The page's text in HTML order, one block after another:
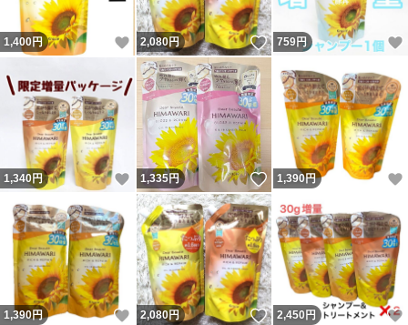
1,400円 いいね！
2,080円 いいね！
759円
1,340円 いいね！
1,335円 いいね！
1,390円
1,390円 いいね！
2,080円 いいね！
2,450 円